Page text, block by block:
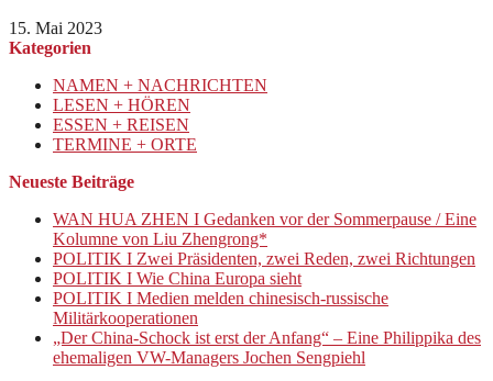
15. Mai 2023
Kategorien
NAMEN + NACHRICHTEN
LESEN + HÖREN
ESSEN + REISEN
TERMINE + ORTE
Neueste Beiträge
WAN HUA ZHEN I Gedanken vor der Sommerpause / Eine
Kolumne von Liu Zhengrong*
POLITIK I Zwei Präsidenten, zwei Reden, zwei Richtungen
POLITIK I Wie China Europa sieht
POLITIK I Medien melden chinesisch-russische
Militärkooperationen
„Der China-Schock ist erst der Anfang“ – Eine Philippika des
ehemaligen VW-Managers Jochen Sengpiehl